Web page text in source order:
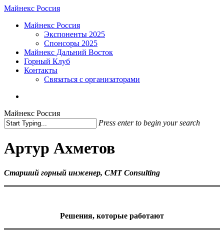
Skip
main
Майнекс Россия
Menu
Майнекс Россия
Экспоненты 2025
Спонсоры 2025
Майнекс Дальний Восток
Горный Клуб
Контакты
Связаться с организаторами
Майнекс Россия
Press enter to begin your search
Search
Артур Ахметов
Старший горный инженер, CMT Consulting
Решения, которые работают